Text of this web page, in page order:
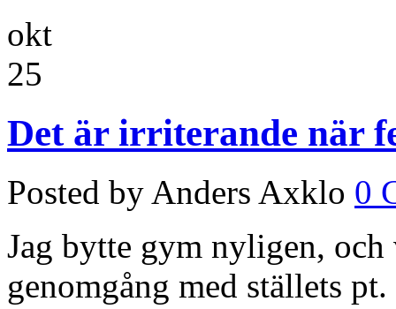
okt
25
Det är irriterande när
Posted by Anders Axklo 0
Jag bytte gym nyligen,
genomgång med ställets